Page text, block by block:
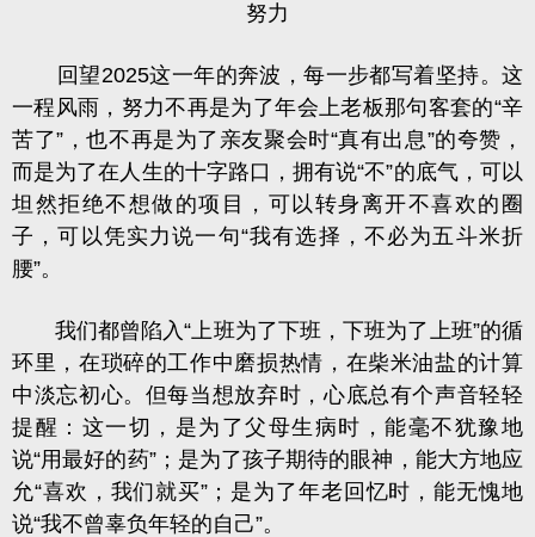
努力
回望2025这一年的奔波，每一步都写着坚持。这
一程风雨，努力不再是为了年会上老板那句客套的“辛
苦了”，也不再是为了亲友聚会时“真有出息”的夸赞，
而是为了在人生的十字路口，拥有说“不”的底气，可以
坦然拒绝不想做的项目，可以转身离开不喜欢的圈
子，可以凭实力说一句“我有选择，不必为五斗米折
腰”。
我们都曾陷入“上班为了下班，下班为了上班”的循
环里，在琐碎的工作中磨损热情，在柴米油盐的计算
中淡忘初心。但每当想放弃时，心底总有个声音轻轻
提醒：这一切，是为了父母生病时，能毫不犹豫地
说“用最好的药”；是为了孩子期待的眼神，能大方地应
允“喜欢，我们就买”；是为了年老回忆时，能无愧地
说“我不曾辜负年轻的自己”。